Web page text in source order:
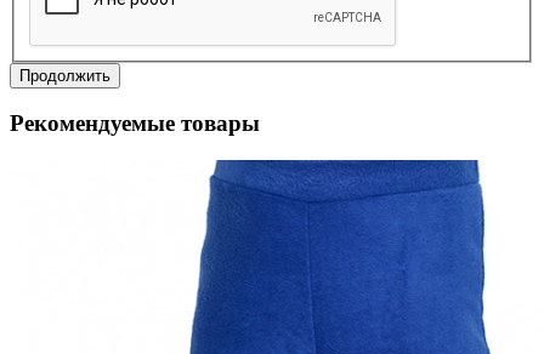
Продолжить
Рекомендуемые товары